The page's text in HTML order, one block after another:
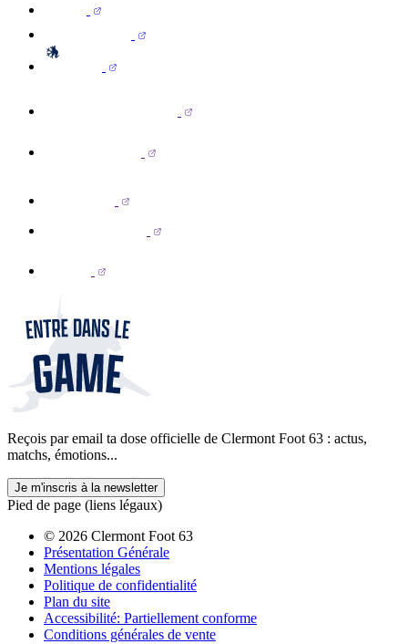
Reçois par email ta dose officielle de Clermont Foot 63 : actus,
matchs, émotions...
Je m'inscris à la newsletter
Pied de page (liens légaux)
© 2026 Clermont Foot 63
Présentation Générale
Mentions légales
Politique de confidentialité
Plan du site
Accessibilité: Partiellement conforme
Conditions générales de vente